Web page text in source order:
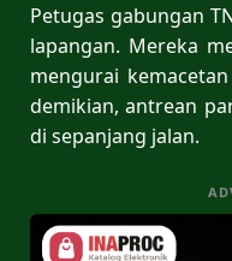
Petugas gabungan
lapangan. Mereka
mengurai
demikian, antrean
di sepanjang jalan.